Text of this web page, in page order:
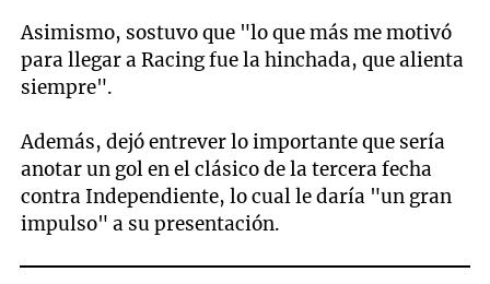
Asimismo, sostuvo que "lo que más me motivó
para llegar a Racing fue la hinchada, que alienta
siempre".
Además, dejó entrever lo importante que sería
anotar un gol en el clásico de la tercera fecha
contra Independiente, lo cual le daría "un gran
impulso" a su presentación.